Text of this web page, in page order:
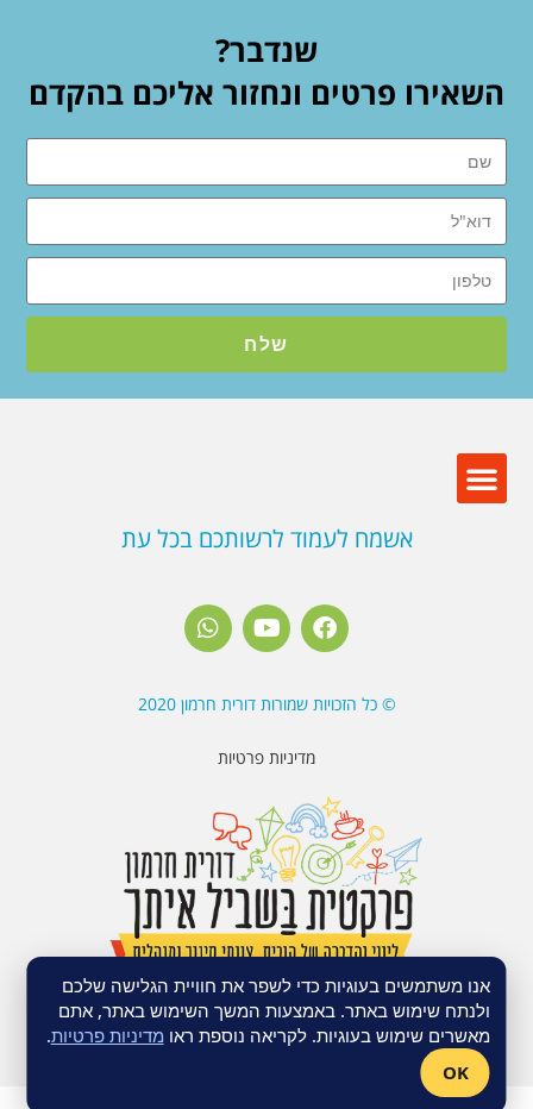
שנדבר?
השאירו פרטים ונחזור אליכם בהקדם
שלח
אשמח לעמוד לרשותכם בכל עת
© כל הזכויות שמורות דורית חרמון 2020
מדיניות פרטיות
© כל הזכויות שמורות דורית חרמון 2020
האתר נבנה ע"י
אנו משתמשים בעוגיות כדי לשפר את חוויית הגלישה שלכם
ולנתח שימוש באתר. באמצעות המשך השימוש באתר, אתם
מאשרים שימוש בעוגיות. לקריאה נוספת ראו מדיניות פרטיות.
OK